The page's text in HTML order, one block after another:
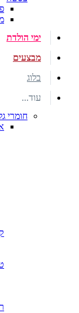
ימי הולדת
מבצעים
בלוג
עוד...
חומרי